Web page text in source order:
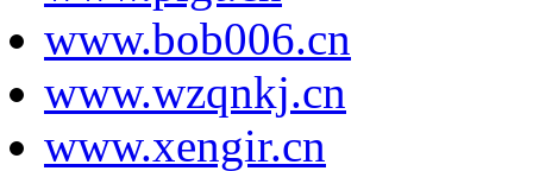
www.bob006.cn
www.wzqnkj.cn
www.xengir.cn